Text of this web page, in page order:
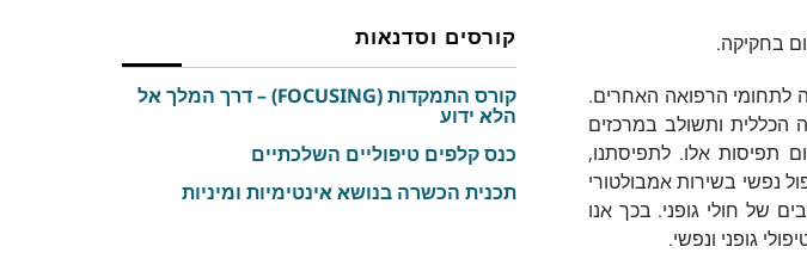
לתחומי הרפואה האחרים.
הכללית ותשולב במרכזים
תפיסות אלו. לתפיסתנו,
נפשי בשירות אמבולטורי
של חולי גופני. בכך אנו
גופני ונפשי.
קורסים וסדנאות
קורס התמקדות (FOCUSING) – דרך המלך אל
הלא ידוע
כנס קלפים טיפוליים השלכתיים
תכנית הכשרה בנושא אינטימיות ומיניות